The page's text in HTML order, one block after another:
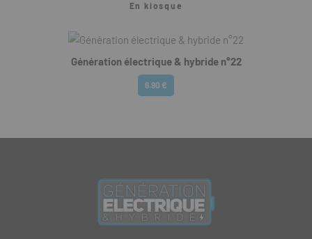
En kiosque
Génération électrique & hybride n°22
6.90 €